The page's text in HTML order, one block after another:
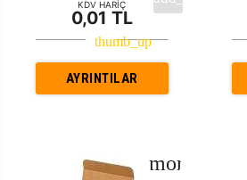
KDV HARİÇ
0,01 TL
AYRINTILAR